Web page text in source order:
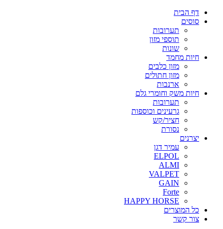
דף הבית
סוסים
תערובות
תוספי מזון
שונות
חיות מחמד
מזון כלבים
מזון חתולים
ארנבות
חיות משק וחומרי גלם
תערובות
גרעינים וכוספות
חציר/קש
נסורת
יצרנים
עמיר דגן
ELPOL
ALMI
VALPET
GAIN
Forte
HAPPY HORSE
כל המוצרים
צור קשר